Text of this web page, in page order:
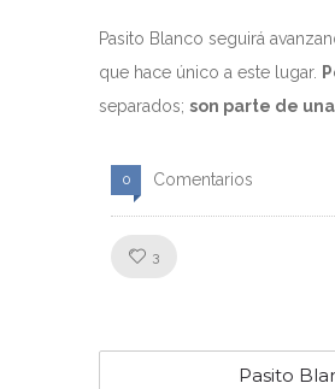
Pasito Blanco seguirá
que hace único a este lugar.
separados; son parte de
0 Comentarios
3
Pasito